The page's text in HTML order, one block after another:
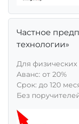
Частное
технологии»
Для
Aванс: от 20%
Срок: до 120
Без